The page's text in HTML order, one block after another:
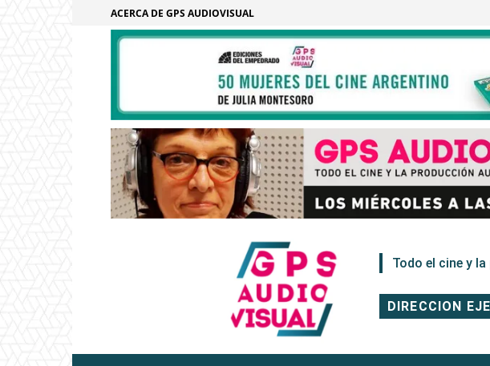
ACERCA DE GPS AUDIOVISUAL
Todo el cine y
DIRECCION